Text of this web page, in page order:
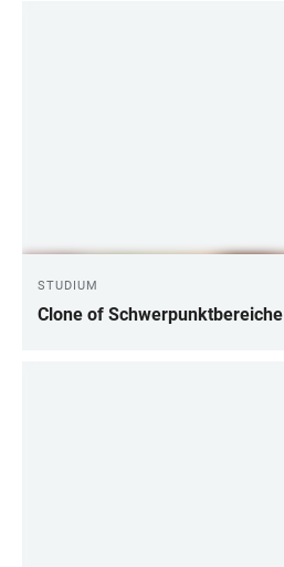
STUDIUM
Clone of Schwerpunktbereiche